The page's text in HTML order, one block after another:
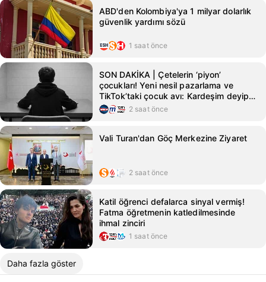
ABD'den Kolombiya'ya 1 milyar dolarlık
güvenlik yardımı sözü
1 saat önce
SON DAKİKA | Çetelerin ‘piyon’
çocukları! Yeni nesil pazarlama ve
TikTok’taki çocuk avı: Kardeşim deyip
ölüme yolladılar
2 saat önce
Vali Turan'dan Göç Merkezine Ziyaret
2 saat önce
Katil öğrenci defalarca sinyal vermiş!
Fatma öğretmenin katledilmesinde
ihmal zinciri
1 saat önce
Daha fazla göster